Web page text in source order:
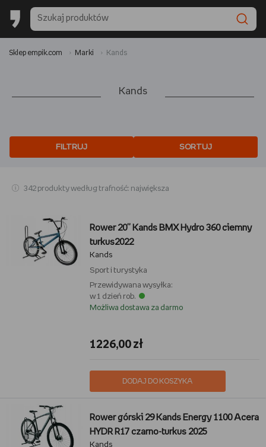
Sklep empik.com Marki Kands
Kands
FILTRUJ SORTUJ
342 produkty według trafność: największa
Rower 20'' Kands BMX Hydro 360 ciemny
turkus2022
Kands
Sport i turystyka
Przewidywana wysyłka:
w 1 dzień rob.
Możliwa dostawa za darmo
1226,00 zł
DODAJ DO KOSZYKA
Rower górski 29 Kands Energy 1100 Acera
HYDR R17 czarno-turkus 2025
Kands